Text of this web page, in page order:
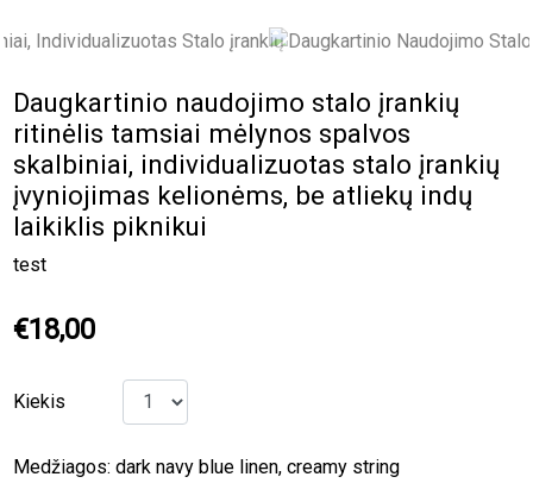
Daugkartinio naudojimo stalo įrankių
ritinėlis tamsiai mėlynos spalvos
skalbiniai, individualizuotas stalo įrankių
įvyniojimas kelionėms, be atliekų indų
laikiklis piknikui
test
€18,00
Kiekis
Medžiagos: dark navy blue linen, creamy string